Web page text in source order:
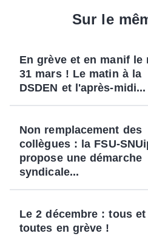
Sur le
En grève et en manif le
31 mars ! Le matin à la
DSDEN et l'après-midi...
Non remplacement des
collègues : la FSU-
propose une démarche
syndicale...
Le 2 décembre : tous et
toutes en grève !